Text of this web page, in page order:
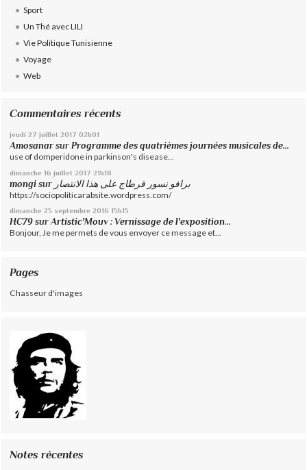
Sport
Un Thé avec LILI
Vie Politique Tunisienne
Voyage
Web
Commentaires récents
jeudi 27 juillet 2017 02h01
Amosanar surProgramme des quatrièmes journées musicales de...
use of domperidone in parkinson's disease...
dimanche 16 juillet 2017 21h18
mongi sur برافو نسور قرطاج على هذا الانتصار
https://sociopoliticarabsite.wordpress.com/
dimanche 25 septembre 2016 15h15
HC79 surArtistic'Mouv : Vernissage de l'exposition...
Bonjour, Je me permets de vous envoyer ce message et...
Pages
Chasseur d'images
Notes récentes